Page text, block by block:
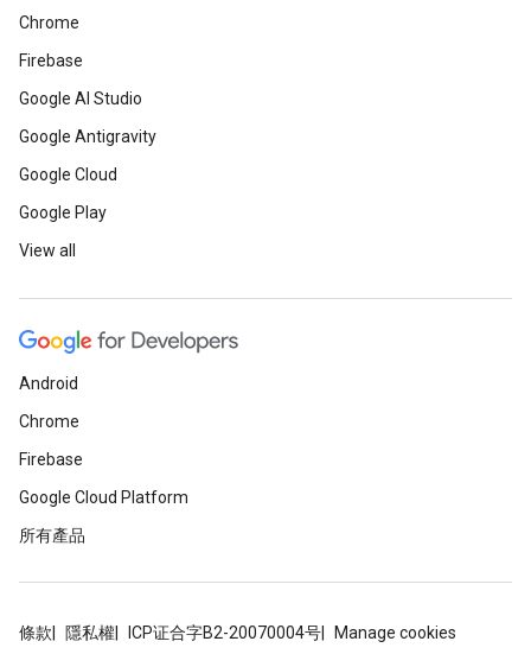
Chrome
Firebase
Google AI Studio
Google Antigravity
Google Cloud
Google Play
View all
Android
Chrome
Firebase
Google Cloud Platform
所有產品
條款 隱私權 ICP证合字B2-20070004号 Manage cookies